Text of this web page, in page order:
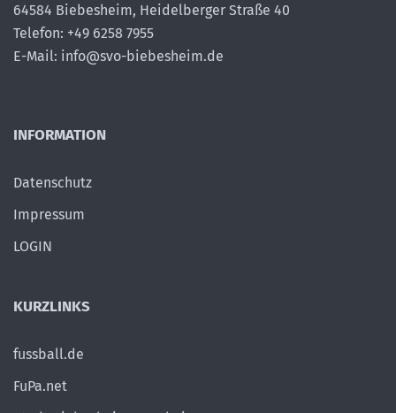
64584 Biebesheim, Heidelberger Straße 40
Telefon: +49 6258 7955
E-Mail: info@svo-biebesheim.de
INFORMATION
Datenschutz
Impressum
LOGIN
KURZLINKS
fussball.de
FuPa.net